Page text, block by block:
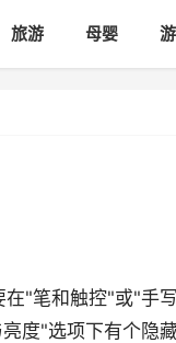
旅游 母婴
在"笔和触控"或"手写
度"选项下有个隐